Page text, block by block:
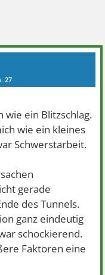
27
ein Blitzschlag.
wie ein kleines
Schwerstarbeit.
gerade
des Tunnels.
ganz eindeutig
schockierend.
Faktoren eine